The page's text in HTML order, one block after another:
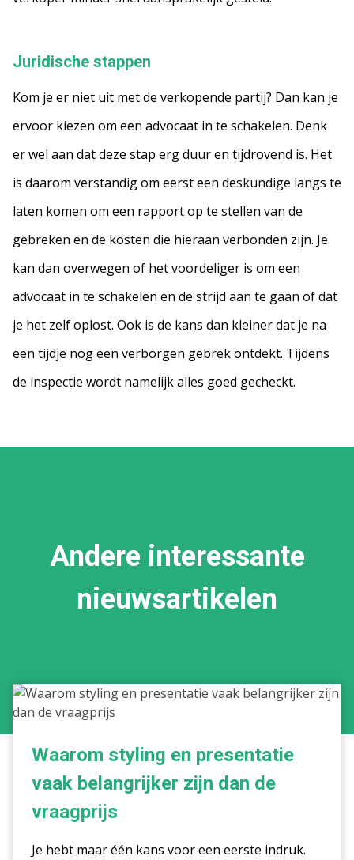
Juridische stappen
Kom je er niet uit met de verkopende partij? Dan kan je
ervoor kiezen om een advocaat in te schakelen. Denk
er wel aan dat deze stap erg duur en tijdrovend is. Het
is daarom verstandig om eerst een deskundige langs te
laten komen om een rapport op te stellen van de
gebreken en de kosten die hieraan verbonden zijn. Je
kan dan overwegen of het voordeliger is om een
advocaat in te schakelen en de strijd aan te gaan of dat
je het zelf oplost. Ook is de kans dan kleiner dat je na
een tijdje nog een verborgen gebrek ontdekt. Tijdens
de inspectie wordt namelijk alles goed gecheckt.
Andere interessante
nieuwsartikelen
Waarom
styling
en
presentatie
belangrijker
zijn
Waarom styling en presentatie
vaak belangrijker zijn dan de
vraagprijs
Je hebt maar één kans voor een eerste indruk.